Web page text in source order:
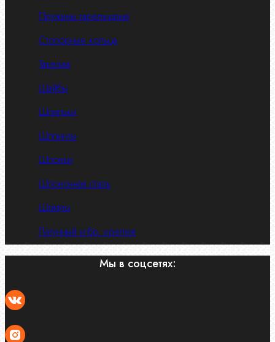
Пружины тарельчатые
Стопорные кольца
Такелаж
Шайбы
Шпильки
Шплинты
Шпонки
Шпоночная сталь
Штифты
Латунный и бр. крепеж
Мы в соцсетях: